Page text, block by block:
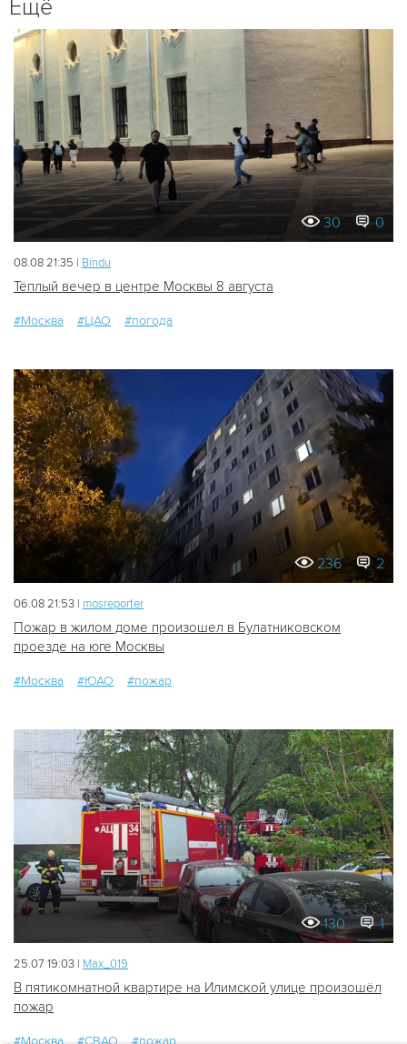
Ещё
30 0
08.08 21:35 | Bindu
Тёплый вечер в центре Москвы 8 августа
#Москва #ЦАО #погода
236 2
06.08 21:53 | mosreporter
Пожар в жилом доме произошел в Булатниковском
проезде на юге Москвы
#Москва #ЮАО #пожар
130 1
25.07 19:03 | Мах_019
В пятикомнатной квартире на Илимской улице произошёл
пожар
#Москва #СВАО #пожар